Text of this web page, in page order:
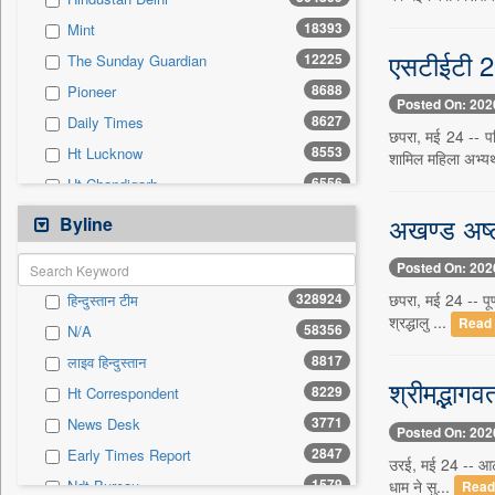
Sec 0
Solicitation 0
Mint 18393
The Sunday Guardian 12225
Pioneer 8688
Daily Times 8627
Ht Lucknow 8553
Ht Chandigarh 6556
Siasat Daily
Ht Mumbai 3070
Early Times
Herald Goa 2873
Daily News Sri Lanka 1926
Kashmir Images 1889
Ekantipur.com 1764
The New Nation 1704
Daily Mirror Sri Lanka 1630
Byline
हिन्दुस्तान टीम 328924
N/A 58356
लाइव हिन्दुस्तान 8817
Ht Correspondent 8229
News Desk 3771
Early Times Report 2847
Ndt Bureau 1579
एसटीईटी
Posted On:
छपरा, मई 24 --
शामिल महिला
अखण्ड
Posted On:
छपरा, मई 24 --
श्रद्धालु ...
Posted On:
उरई, मई 24 --
धाम ने सु...